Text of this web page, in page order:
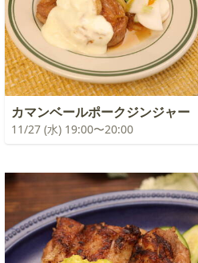
カマンベールポークジンジャー
11/27 (水) 19:00〜20:00